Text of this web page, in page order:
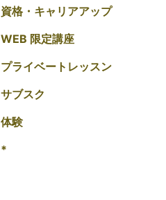
資格・キャリアアップ
WEB 限定講座
プライベートレッスン
サブスク
体験
*